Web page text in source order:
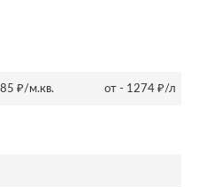
₽/м.кв. от - 1274 ₽/л